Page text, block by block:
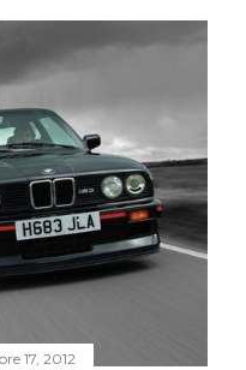
17, 2012